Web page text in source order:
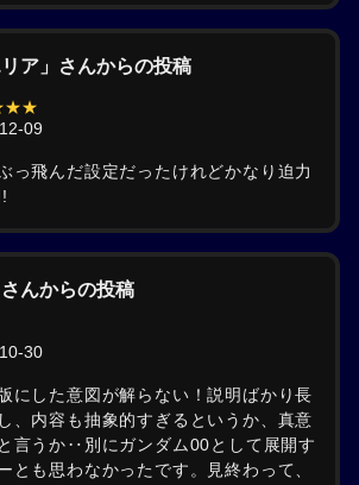
ア」さんからの投稿
09
っ飛んだ設定だったけれどかなり迫力
んからの投稿
30
にした意図が解らない！説明ばかり長
、内容も抽象的すぎるというか、真意
言うか‥別にガンダム00として展開す
とも思わなかったです。見終わって、